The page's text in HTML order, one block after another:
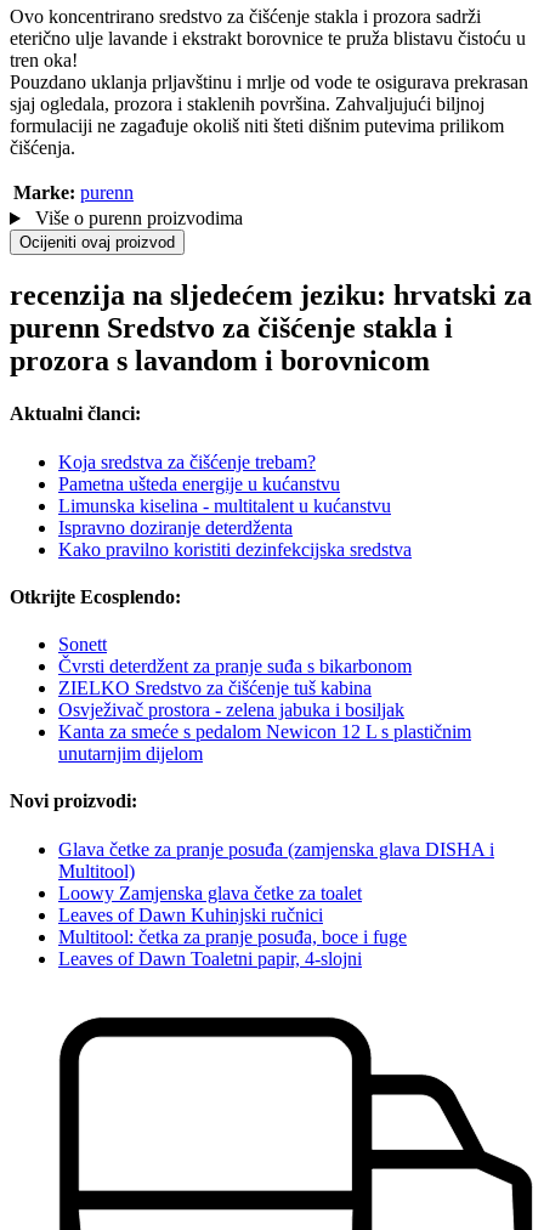
Ovo koncentrirano sredstvo za čišćenje stakla i prozora sadrži
eterično ulje lavande i ekstrakt borovnice te pruža blistavu čistoću u
tren oka!
Pouzdano uklanja prljavštinu i mrlje od vode te osigurava prekrasan
sjaj ogledala, prozora i staklenih površina. Zahvaljujući biljnoj
formulaciji ne zagađuje okoliš niti šteti dišnim putevima prilikom
čišćenja.
Marke: purenn
Više o purenn proizvodima
Ocijeniti ovaj proizvod
recenzija na sljedećem jeziku: hrvatski za
purenn Sredstvo za čišćenje stakla i
prozora s lavandom i borovnicom
Aktualni članci:
Koja sredstva za čišćenje trebam?
Pametna ušteda energije u kućanstvu
Limunska kiselina - multitalent u kućanstvu
Ispravno doziranje deterdženta
Kako pravilno koristiti dezinfekcijska sredstva
Otkrijte Ecosplendo:
Sonett
Čvrsti deterdžent za pranje suđa s bikarbonom
ZIELKO Sredstvo za čišćenje tuš kabina
Osvježivač prostora - zelena jabuka i bosiljak
Kanta za smeće s pedalom Newicon 12 L s plastičnim
unutarnjim dijelom
Novi proizvodi:
Glava četke za pranje posuđa (zamjenska glava DISHA i
Multitool)
Loowy Zamjenska glava četke za toalet
Leaves of Dawn Kuhinjski ručnici
Multitool: četka za pranje posuđa, boce i fuge
Leaves of Dawn Toaletni papir, 4-slojni